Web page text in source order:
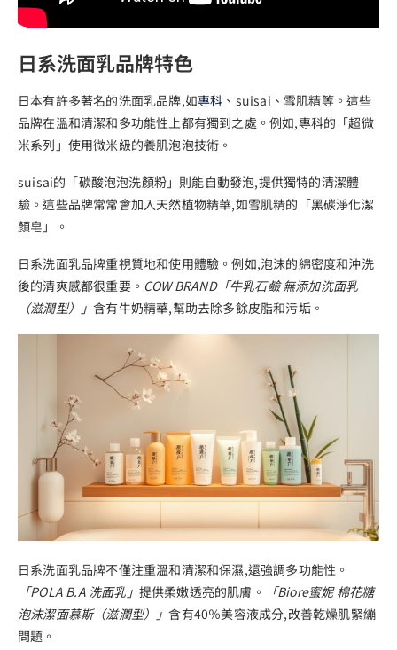
日系洗面乳品牌特色
日本有許多著名的洗面乳品牌,如專科 、suisai、雪肌精等。這些
品牌在溫和清潔和多功能性上都有獨到之處。例如,專科的「超微
米系列」使用微米級的養肌泡泡技術。
suisai的「碳酸泡泡洗顏粉」則能自動發泡,提供獨特的清潔體
驗。這些品牌常常會加入天然植物精華,如雪肌精的「黑碳淨化潔
顏皂」。
日系洗面乳品牌重視質地和使用體驗。例如,泡沫的綿密度和沖洗
後的清爽感都很重要。 COW BRAND「牛乳石鹼 無添加洗面乳
（滋潤型）」含有牛奶精華,幫助去除多餘皮脂和污垢。
日系洗面乳品牌不僅注重溫和清潔和保濕,還強調多功能性。
「POLA B.A 洗面乳」 提供柔嫩透亮的肌膚。
「Biore蜜妮 棉花糖
泡沫潔面慕斯（滋潤型）」含有40％美容液成分,改善乾燥肌緊繃
問題。